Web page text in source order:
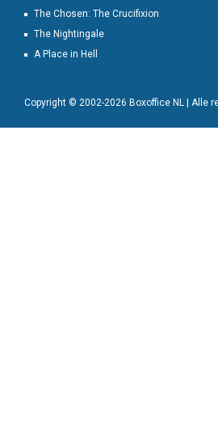
The Chosen: The Crucifixion
The Nightingale
A Place in Hell
Copyright © 2002-2026 Boxoffice NL | Alle